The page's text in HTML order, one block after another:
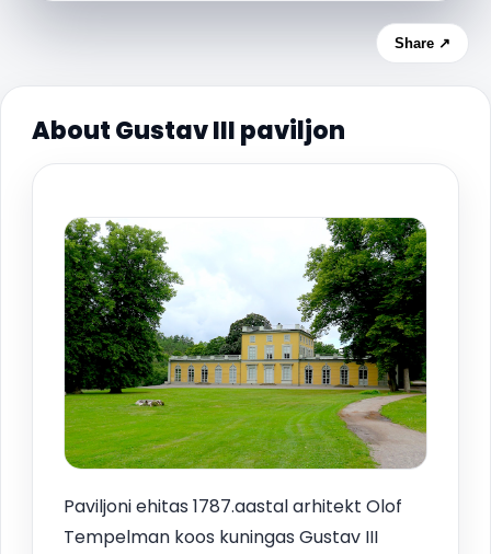
Share ↗
About Gustav III paviljon
Paviljoni ehitas 1787.aastal arhitekt Olof
Tempelman koos kuningas Gustav III